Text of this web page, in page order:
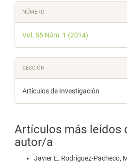
Detalles
del
artículo
NÚMERO
Vol. 55 Núm. 1 (2014)
SECCIÓN
Artículos de Investigación
Artículos más leídos
autor/a
Javier E. Rodríguez-Pacheco,